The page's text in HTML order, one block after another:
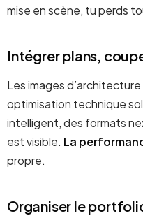
mise en scène, tu perds
Intégrer plans,
Les images
optimisation technique
intelligent, des formats
est visible. La
propre.
Organiser le